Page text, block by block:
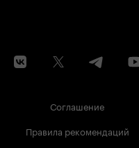
Соглашение
Правила рекомендаций